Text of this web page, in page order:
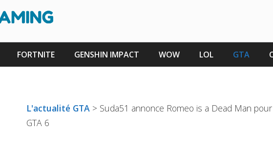
FORTNITE GENSHIN IMPACT WOW LOL GTA
L'actualité GTA > Suda51 annonce Romeo is a Dead Man
GTA 6